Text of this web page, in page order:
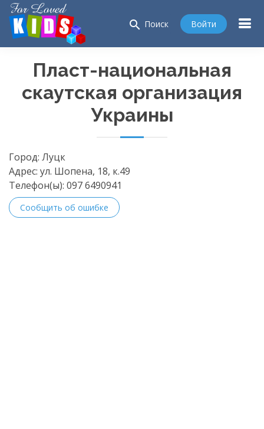
search Поиск Войти
Пласт-национальная
скаутская организация
Украины
Город: Луцк
Адрес: ул. Шопена, 18, к.49
Телефон(ы): 097 6490941
Сообщить об ошибке